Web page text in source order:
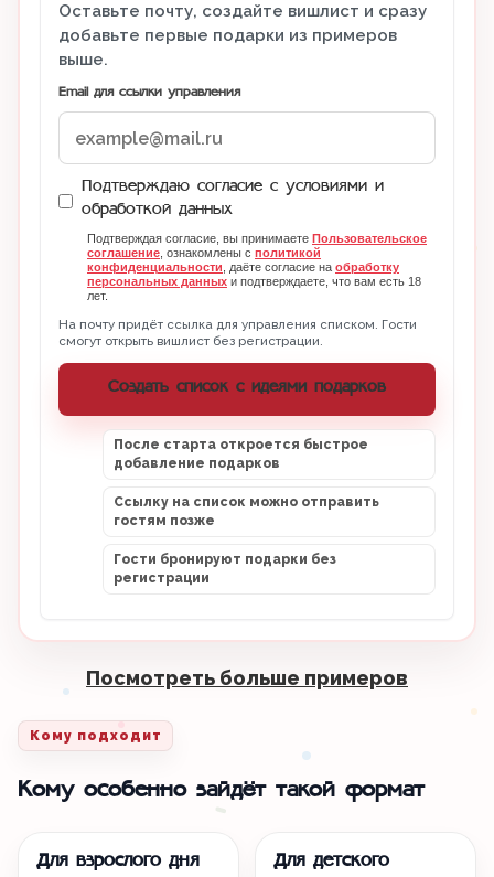
Оставьте почту, создайте вишлист и сразу
добавьте первые подарки из примеров
выше.
Email для ссылки управления
Подтверждаю согласие с условиями и
обработкой данных
Подтверждая согласие, вы принимаете Пользовательское
соглашение, ознакомлены с политикой
конфиденциальности, даёте согласие на обработку
персональных данных и подтверждаете, что вам есть 18
лет.
На почту придёт ссылка для управления списком. Гости
смогут открыть вишлист без регистрации.
Создать список с идеями подарков
После старта откроется быстрое
добавление подарков
Ссылку на список можно отправить
гостям позже
Гости бронируют подарки без
регистрации
Посмотреть больше примеров
Кому подходит
Кому особенно зайдёт такой формат
Для взрослого дня
Для детского